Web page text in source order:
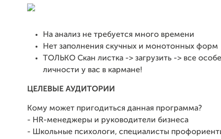
На анализ не требуется много времени
Нет заполнения скучных и монотонных форм
ТОЛЬКО Скан листка -> загрузить -> все
личности у вас в кармане!
ЦЕЛЕВЫЕ АУДИТОРИИ
Кому может пригодиться данная программа?
- HR-менеджеры и руководители бизнеса
- Школьные психологи, специалисты